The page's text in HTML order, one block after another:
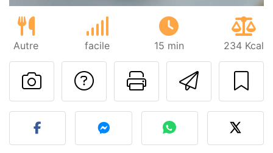
Autre facile 15 min 234 Kcal
Imprimer
Poser une
Publier votre photo de